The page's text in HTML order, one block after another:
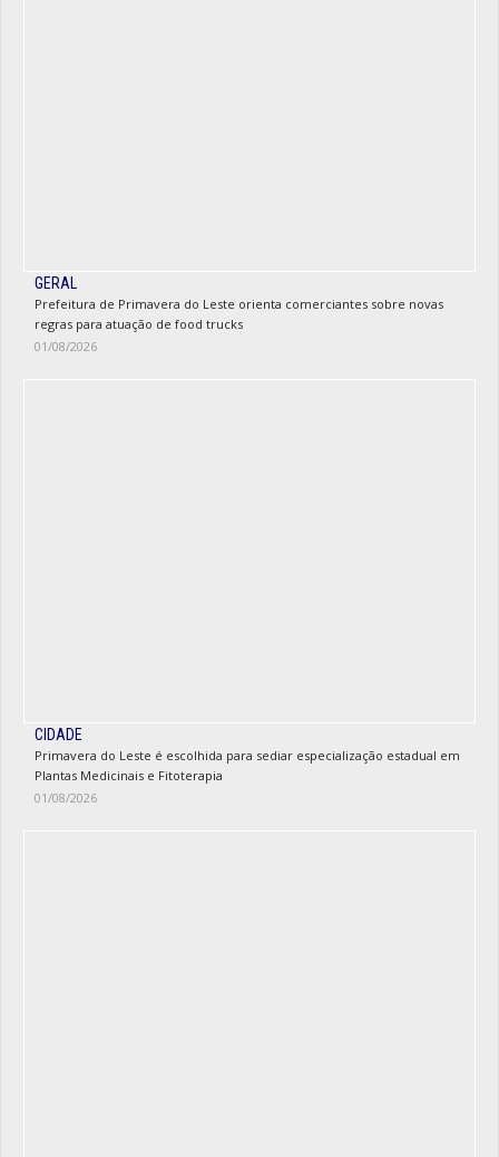
GERAL
Prefeitura de Primavera do Leste orienta comerciantes sobre novas
regras para atuação de food trucks
01/08/2026
CIDADE
Primavera do Leste é escolhida para sediar especialização estadual em
Plantas Medicinais e Fitoterapia
01/08/2026